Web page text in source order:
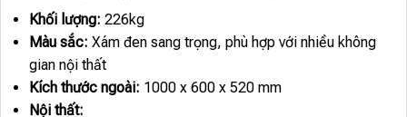
Khối lượng: 226kg
Màu sắc: Xám đen sang trọng, phù hợp với nhiều không
gian nội thất
Kích thước ngoài: 1000 x 600 x 520 mm
Nội thất: